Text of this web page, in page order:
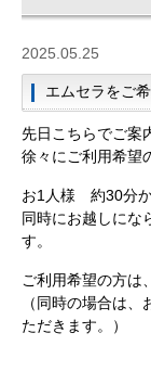
2025.05.25
エムセラをご
先日こちらでご案
徐々にご利用希望
お1人様 約30分
同時にお越しにな
す。
ご利用希望の方は、
（同時の場合は
ただきます。）